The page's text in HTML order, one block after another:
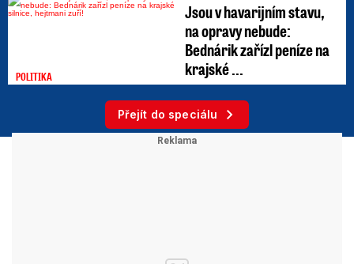
POLITIKA
Jsou v havarijním stavu,
na opravy nebude:
Bednárik zařízl peníze na
krajské ...
Přejít do speciálu